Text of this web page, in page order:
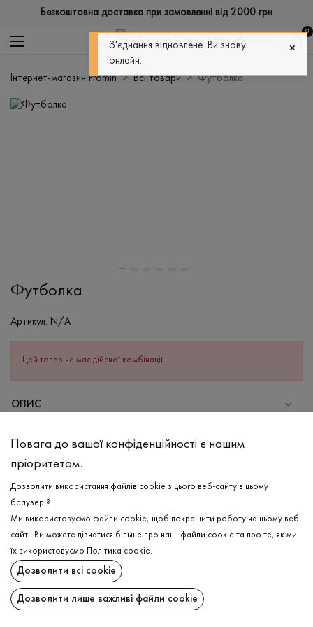
Безкоштовна доставка при замовленні від 2000 грн
0
Інтернет-магазин Promin Всі товари Футболка
Футболка
Артикул: N/A
Цей товар не має дійсної комбінації.
ОПИС
вільного крою з широким подовженим рукавом та круглою
горловиною. Має гарну щільність, не просвічується, але й
водночас комфортно та гармонічно лягає по фігурі.
Футболка має різні варіації кольорів, що поєднуються з будь-
яким низом.
Бавовна - 95%, Еластан - 5%
ДОГЛЯД
Прання в холодній воді (до 30 ° C)
ДОСТАВКА
ПОВЕРНЕННЯ
Повага до вашої конфіденційності є нашим
пріоритетом.
Дозволити використання файлів cookie з цього веб-сайту в цьому
браузері?
Ми використовуємо файли cookie, щоб покращити роботу на цьому веб-
сайті. Ви можете дізнатися більше про наші файли cookie та про те, як ми
їх використовуємо
Політика cookie.
Дозволити всі cookie
Дозволити лише важливі файли cookie
З'єднання відновлене. Ви знову
онлайн.